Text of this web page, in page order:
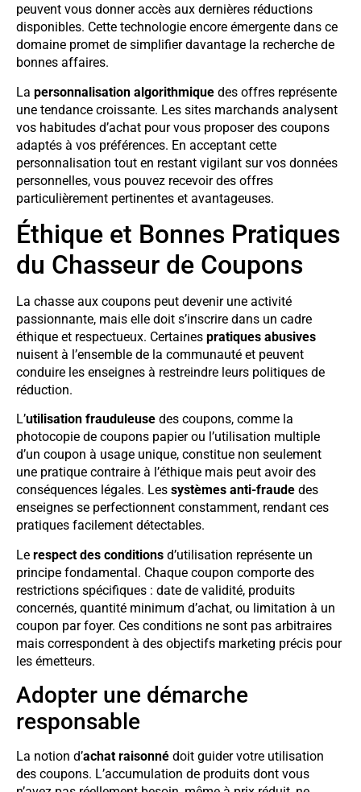
peuvent vous donner accès aux dernières réductions
disponibles. Cette technologie encore émergente dans ce
domaine promet de simplifier davantage la recherche de
bonnes affaires.
La personnalisation algorithmique des offres représente
une tendance croissante. Les sites marchands analysent
vos habitudes d’achat pour vous proposer des coupons
adaptés à vos préférences. En acceptant cette
personnalisation tout en restant vigilant sur vos données
personnelles, vous pouvez recevoir des offres
particulièrement pertinentes et avantageuses.
Éthique et Bonnes Pratiques
du Chasseur de Coupons
La chasse aux coupons peut devenir une activité
passionnante, mais elle doit s’inscrire dans un cadre
éthique et respectueux. Certaines pratiques abusives
nuisent à l’ensemble de la communauté et peuvent
conduire les enseignes à restreindre leurs politiques de
réduction.
L’utilisation frauduleuse des coupons, comme la
photocopie de coupons papier ou l’utilisation multiple
d’un coupon à usage unique, constitue non seulement
une pratique contraire à l’éthique mais peut avoir des
conséquences légales. Les systèmes anti-fraude des
enseignes se perfectionnent constamment, rendant ces
pratiques facilement détectables.
Le respect des conditions d’utilisation représente un
principe fondamental. Chaque coupon comporte des
restrictions spécifiques : date de validité, produits
concernés, quantité minimum d’achat, ou limitation à un
coupon par foyer. Ces conditions ne sont pas arbitraires
mais correspondent à des objectifs marketing précis pour
les émetteurs.
Adopter une démarche
responsable
La notion d’achat raisonné doit guider votre utilisation
des coupons. L’accumulation de produits dont vous